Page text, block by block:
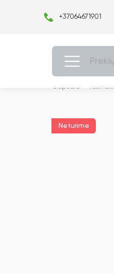
+37064671901
Capsulė
Neturime